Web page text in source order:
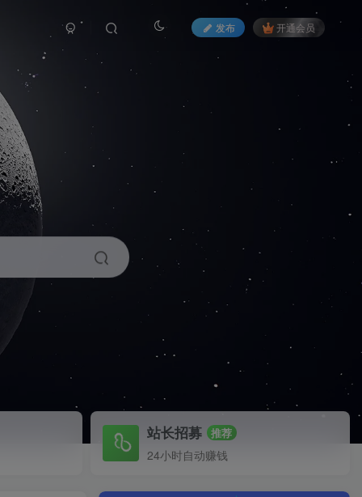
发布 开通会员
站长招募 推荐
24小时自动赚钱